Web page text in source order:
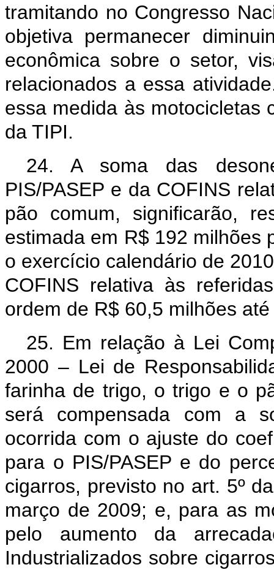
tramitando no Congresso
objetiva permanecer
econômica sobre o setor,
relacionados a essa
essa medida às motocicletas
da TIPI.
24. A soma das
PIS/PASEP e da COFINS
pão comum, significarão,
estimada em R$ 192 milhões
o exercício calendário de
COFINS relativa às
ordem de R$ 60,5 milhões
25. Em relação à Lei
2000 – Lei de
farinha de trigo, o trigo e o
será compensada com a
ocorrida com o ajuste do
para o PIS/PASEP e do
cigarros, previsto no art. 5º
março de 2009; e, para as
pelo aumento da
Industrializados sobre